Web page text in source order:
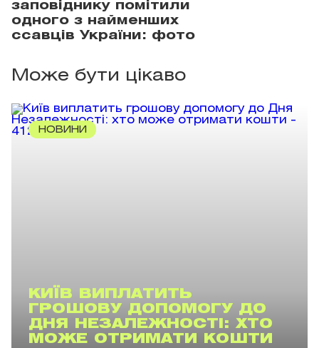
заповіднику помітили
одного з найменших
ссавців України: фото
Може бути цікаво
НОВИНИ
КИЇВ ВИПЛАТИТЬ
ГРОШОВУ ДОПОМОГУ ДО
ДНЯ НЕЗАЛЕЖНОСТІ: ХТО
МОЖЕ ОТРИМАТИ КОШТИ